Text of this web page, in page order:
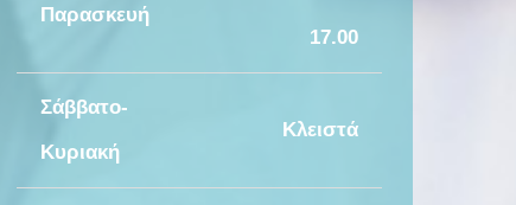
Παρασκευή
17.00
Σάββατο-
Κυριακή
Κλειστά